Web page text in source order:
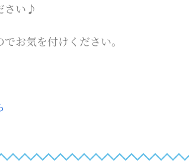
さい♪
お気を付けください。